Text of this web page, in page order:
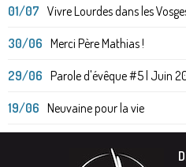
01/07 Vivre Lourdes dans les
30/06 Merci Père Mathias !
29/06 Parole d'évêque #5 | Juin
19/06 Neuvaine pour la vie